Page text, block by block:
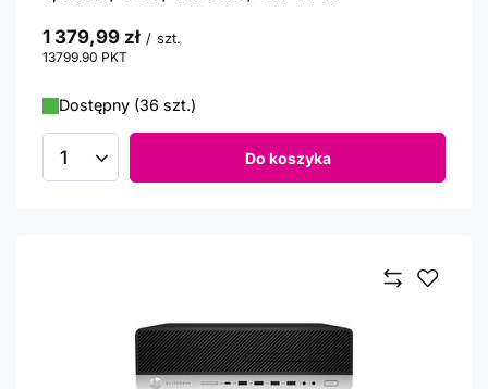
1 379,99 zł / szt.
13799.90 PKT
Dostępny (36 szt.)
Ilość produktów Do koszyka